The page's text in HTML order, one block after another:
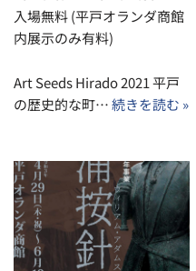
入場無料 (平戸オランダ商館
内展示のみ有料)
Art Seeds Hirado 2021 平戸
の歴史的な町…続きを読む »